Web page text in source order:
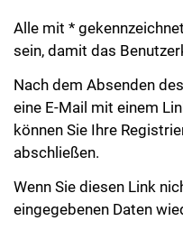
Alle mit *
sein, damit das
Nach dem Absenden
eine E-Mail mit einem
können Sie Ihre
abschließen.
Wenn Sie diesen Link
eingegebenen Daten